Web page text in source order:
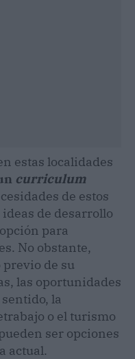
estas localidades
curriculum
de estos
de desarrollo
para
No obstante,
de su
las oportunidades
la
o el turismo
ser opciones
actual.